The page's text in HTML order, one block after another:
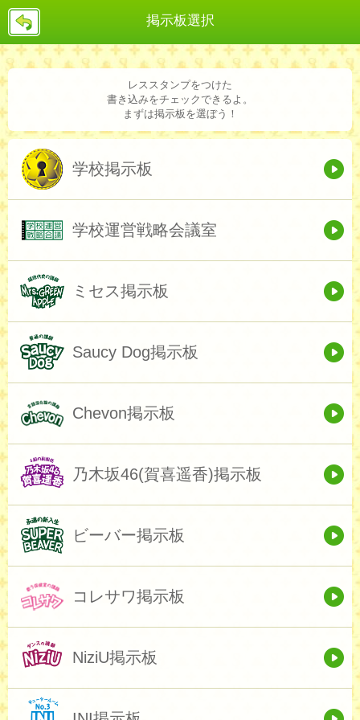
掲示板選択
戻
レススタンプをつけた
書き込みをチェックできるよ。
まずは掲示板を選ぼう！
学校掲示板
学校運営戦略会議室
ミセス掲示板
Saucy Dog掲示板
Chevon掲示板
乃木坂46(賀喜遥香)掲示板
ビーバー掲示板
コレサワ掲示板
NiziU掲示板